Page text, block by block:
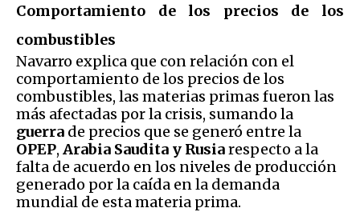
Comportamiento de los precios de los
combustibles
Navarro explica que con relación con el
comportamiento de los precios de los
combustibles, las materias primas fueron las
más afectadas por la crisis, sumando la
guerra de precios que se generó entre la
OPEP, Arabia Saudita y Rusiarespecto a la
falta de acuerdo en los niveles de producción
generado por la caída en la demanda
mundial de esta materia prima.